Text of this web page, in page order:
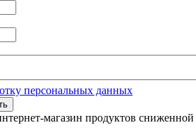
персональных данных
магазин продуктов сниженной